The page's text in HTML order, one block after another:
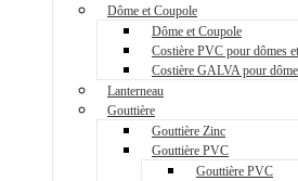
Dôme et Coupole
Dôme et Coupole
Costière PVC pour dômes
Costière GALVA pour
Lanterneau
Gouttière
Gouttière Zinc
Gouttière PVC
Gouttière PVC